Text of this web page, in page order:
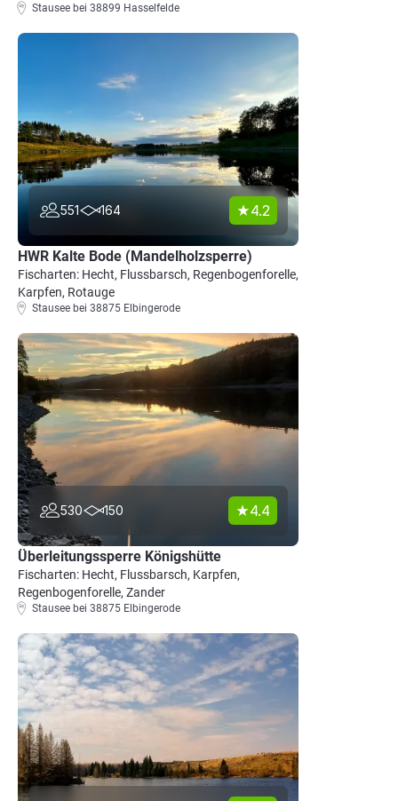
Stausee bei 38899 Hasselfelde
551 164 4.2
HWR Kalte Bode (Mandelholzsperre)
Fischarten: Hecht, Flussbarsch, Regenbogenforelle,
Karpfen, Rotauge
Stausee bei 38875 Elbingerode
530 150 4.4
Überleitungssperre Königshütte
Fischarten: Hecht, Flussbarsch, Karpfen,
Regenbogenforelle, Zander
Stausee bei 38875 Elbingerode